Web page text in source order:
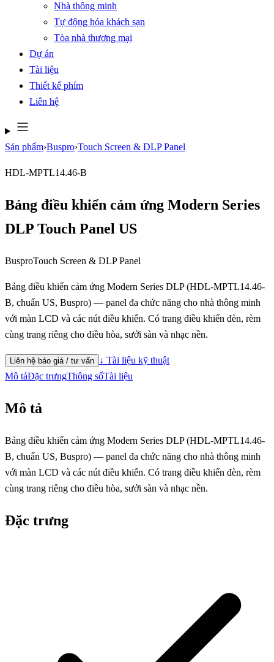
Nhà thông minh
Tự động hóa khách sạn
Tòa nhà thương mại
Dự án
Tài liệu
Thiết kế phím
Liên hệ
Sản phẩm›Buspro›Touch Screen & DLP Panel
HDL-MPTL14.46-B
Bảng điều khiển cảm ứng Modern Series
DLP Touch Panel US
BusproTouch Screen & DLP Panel
Bảng điều khiển cảm ứng Modern Series DLP (HDL-MPTL14.46-
B, chuẩn US, Buspro) — panel đa chức năng cho nhà thông minh
với màn LCD và các nút điều khiển. Có trang điều khiển đèn, rèm
cùng trang riêng cho điều hòa, sưởi sàn và nhạc nền.
Liên hệ báo giá / tư vấn
↓ Tài liệu kỹ thuật
Mô tảĐặc trưngThông sốTài liệu
Mô tả
Bảng điều khiển cảm ứng Modern Series DLP (HDL-MPTL14.46-
B, chuẩn US, Buspro) — panel đa chức năng cho nhà thông minh
với màn LCD và các nút điều khiển. Có trang điều khiển đèn, rèm
cùng trang riêng cho điều hòa, sưởi sàn và nhạc nền.
Đặc trưng